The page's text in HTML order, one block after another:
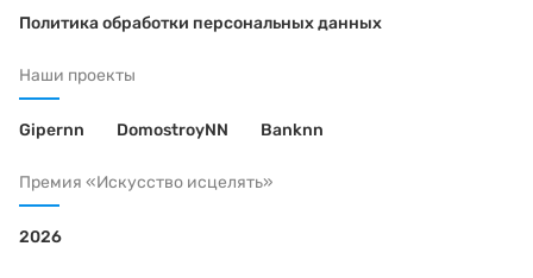
Политика обработки персональных данных
Наши проекты
Gipernn DomostroyNN Banknn
Премия «Искусство исцелять»
2026